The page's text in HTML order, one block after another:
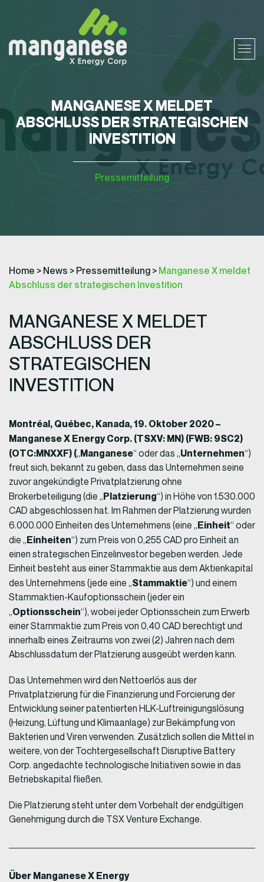
MANGANESE X MELDET
ABSCHLUSS DER STRATEGISCHEN
INVESTITION
Pressemitteilung
Home > News > Pressemitteilung > Manganese X meldet
Abschluss der strategischen Investition
MANGANESE X MELDET
ABSCHLUSS DER
STRATEGISCHEN
INVESTITION
Montréal, Québec, Kanada, 19. Oktober 2020 –
Manganese X Energy Corp. (TSXV: MN) (FWB: 9SC2)
(OTC:MNXXF) („Manganese“ oder das „Unternehmen“)
freut sich, bekannt zu geben, dass das Unternehmen seine
zuvor angekündigte Privatplatzierung ohne
Brokerbeteiligung (die „Platzierung“) in Höhe von 1.530.000
CAD abgeschlossen hat. Im Rahmen der Platzierung wurden
6.000.000 Einheiten des Unternehmens (eine „Einheit“ oder
die „Einheiten“) zum Preis von 0,255 CAD pro Einheit an
einen strategischen Einzelinvestor begeben werden. Jede
Einheit besteht aus einer Stammaktie aus dem Aktienkapital
des Unternehmens (jede eine „Stammaktie“) und einem
Stammaktien-Kaufoptionsschein (jeder ein
„Optionsschein“), wobei jeder Optionsschein zum Erwerb
einer Stammaktie zum Preis von 0,40 CAD berechtigt und
innerhalb eines Zeitraums von zwei (2) Jahren nach dem
Abschlussdatum der Platzierung ausgeübt werden kann.
Das Unternehmen wird den Nettoerlös aus der
Privatplatzierung für die Finanzierung und Forcierung der
Entwicklung seiner patentierten HLK-Luftreinigungslösung
(Heizung, Lüftung und Klimaanlage) zur Bekämpfung von
Bakterien und Viren verwenden. Zusätzlich sollen die Mittel in
weitere, von der Tochtergesellschaft Disruptive Battery
Corp. angedachte technologische Initiativen sowie in das
Betriebskapital fließen.
Die Platzierung steht unter dem Vorbehalt der endgültigen
Genehmigung durch die TSX Venture Exchange.
Über Manganese X Energy